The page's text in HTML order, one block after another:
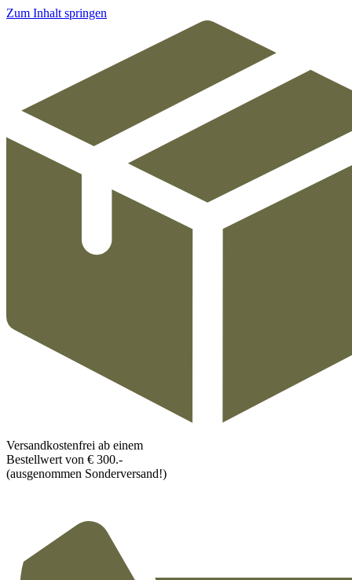
Zum Inhalt springen
Versandkostenfrei ab einem
Bestellwert von € 300.-
(ausgenommen Sonderversand!)